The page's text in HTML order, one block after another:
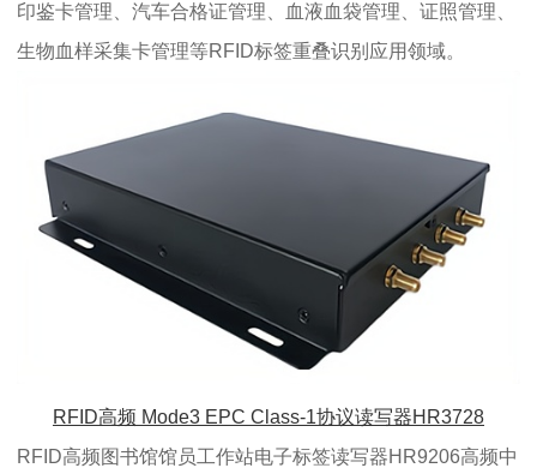
印鉴卡管理、汽车合格证管理、血液血袋管理、证照管理、
生物血样采集卡管理等RFID标签重叠识别应用领域。
RFID高频 Mode3 EPC Class-1协议读写器HR3728
RFID高频图书馆馆员工作站电子标签读写器HR9206高频中